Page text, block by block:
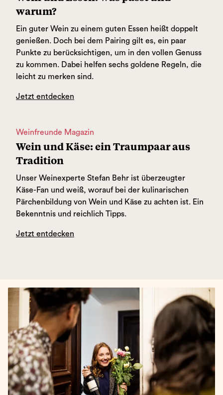
warum?
Ein guter Wein zu einem guten Essen heißt doppelt
genießen. Doch bei dem Pairing gilt es, ein paar
Punkte zu berücksichtigen, um in den vollen Genuss
zu kommen. Dabei helfen sechs goldene Regeln, die
leicht zu merken sind.
Jetzt entdecken
Weinfreunde Magazin
Wein und Käse: ein Traumpaar aus
Tradition
Unser Weinexperte Stefan Behr ist überzeugter
Käse-Fan und weiß, worauf bei der kulinarischen
Pärchenbildung von Wein und Käse zu achten ist. Ein
Bekenntnis und reichlich Tipps.
Jetzt entdecken